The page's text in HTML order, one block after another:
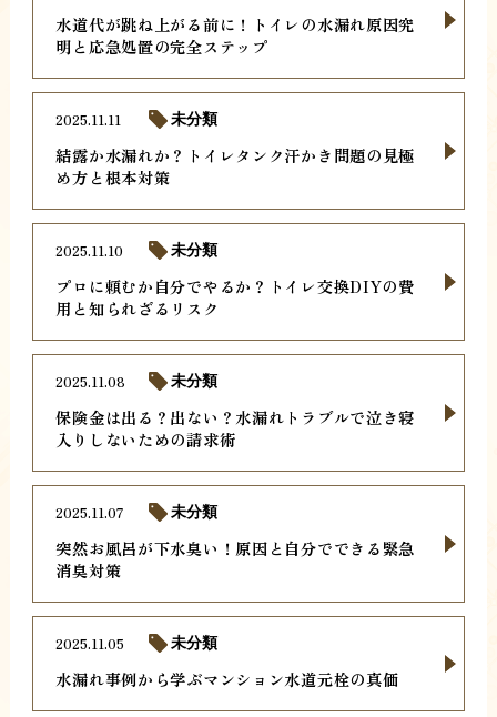
水道代が跳ね上がる前に！トイレの水漏れ原因究
明と応急処置の完全ステップ
結露か水漏れか？トイレタンク汗かき問題の見極
め方と根本対策
2025.11.11 未分類
プロに頼むか自分でやるか？トイレ交換DIYの費
用と知られざるリスク
2025.11.10 未分類
保険金は出る？出ない？水漏れトラブルで泣き寝
入りしないための請求術
2025.11.08 未分類
突然お風呂が下水臭い！原因と自分でできる緊急
消臭対策
2025.11.07 未分類
水漏れ事例から学ぶマンション水道元栓の真価
2025.11.05 未分類